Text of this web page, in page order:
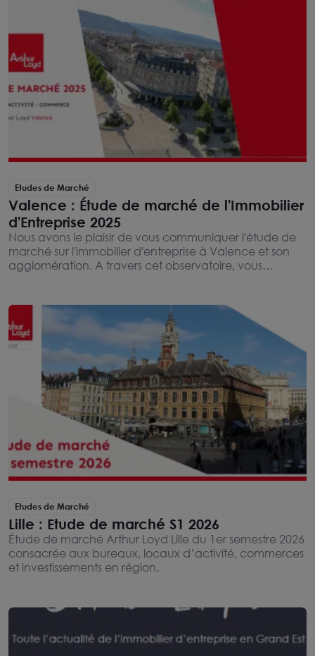
Etudes de Marché
Valence : Étude de marché de l'Immobilier
d'Entreprise 2025
Nous avons le plaisir de vous communiquer l'étude de
marché sur l'immobilier d'entreprise à Valence et son
agglomération. A travers cet observatoire, vous
d'activités et les locaux commerciaux.
Etudes de Marché
Lille : Etude de marché S1 2026
Étude de marché Arthur Loyd Lille du 1er semestre 2026
consacrée aux bureaux, locaux d’activité, commerces
et investissements en région.